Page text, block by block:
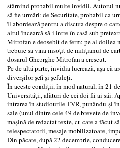
stârnind probabil multe invidii. Autorul
să fie urmărit de Securitate, probabil ca
îl abordează pentru a discuta despre o
altul încearcă să-i intre în casă sub
Mitrofan e deosebit de ferm: pe al doilea
trebuie să vină însoțit de milițianul de
dosarul Gheorghe Mitrofan a crescut.
Pe de altă parte, invidia lucrează, așa că
diverșilor șefi și șefuleți.
În aceste condiții, în mod natural, în 21
Universității, alături de cei doi fii ai săi.
intrarea în studiourile TVR, punându-și
sale (unul dintre cele 49 de brevete de
mașină de redactat texte, cu care a făcut
telespectatorii, mesaje mobilizatoare,
Din păcate, după 22 decembrie,